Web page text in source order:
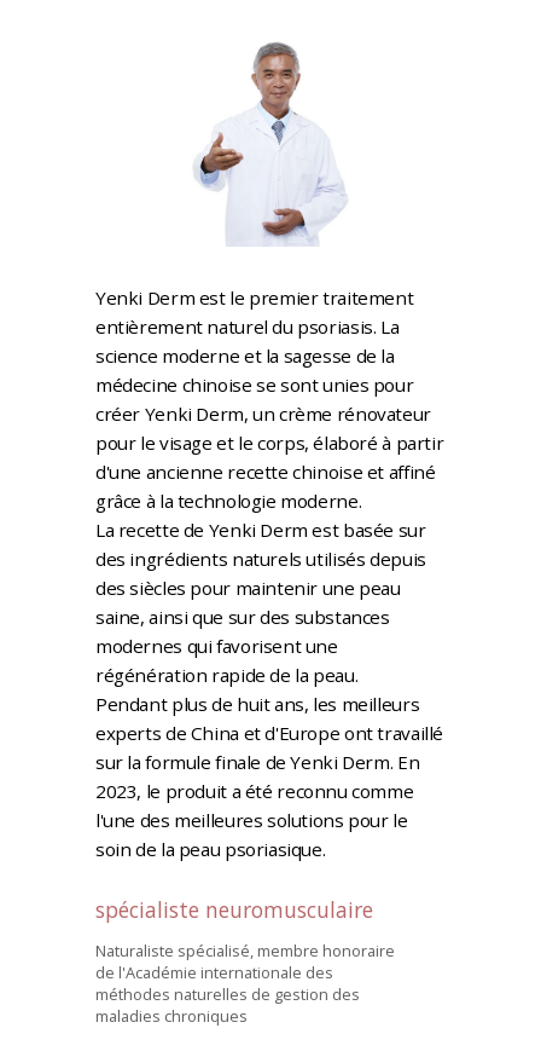
Yenki Derm est le premier traitement
entièrement naturel du psoriasis. La
science moderne et la sagesse de la
médecine chinoise se sont unies pour
créer Yenki Derm, un crème rénovateur
pour le visage et le corps, élaboré à partir
d'une ancienne recette chinoise et affiné
grâce à la technologie moderne.
La recette de Yenki Derm est basée sur
des ingrédients naturels utilisés depuis
des siècles pour maintenir une peau
saine, ainsi que sur des substances
modernes qui favorisent une
régénération rapide de la peau.
Pendant plus de huit ans, les meilleurs
experts de China et d'Europe ont travaillé
sur la formule finale de Yenki Derm. En
2023, le produit a été reconnu comme
l'une des meilleures solutions pour le
soin de la peau psoriasique.
spécialiste neuromusculaire
Naturaliste spécialisé, membre honoraire
de l'Académie internationale des
méthodes naturelles de gestion des
maladies chroniques